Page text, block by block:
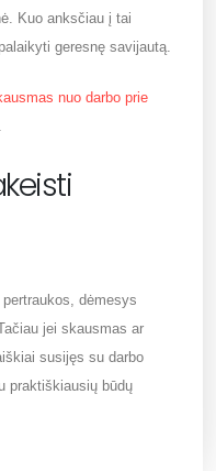
Kuo anksčiau į tai
geresnę savijautą.
nuo darbo prie
dėmesys
jei skausmas ar
susijęs su darbo
praktiškiausių būdų